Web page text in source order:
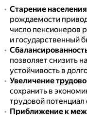
Старение населения
рождаемости
число пенсионеров
и государственный
позволяет снизить
устойчивость в
Увеличение
сохранить в
трудовой потенциал
Приближение к